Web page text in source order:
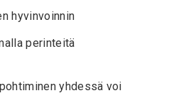
hyvinvoinnin
perinteitä
yhdessä voi